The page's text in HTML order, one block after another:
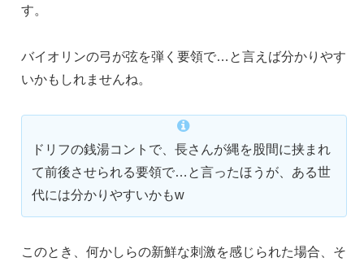
す。
バイオリンの弓が弦を弾く要領で…と言えば分かりやす
いかもしれませんね。
ドリフの銭湯コントで、長さんが縄を股間に挟まれ
て前後させられる要領で…と言ったほうが、ある世
代には分かりやすいかもw
このとき、何かしらの新鮮な刺激を感じられた場合、そ